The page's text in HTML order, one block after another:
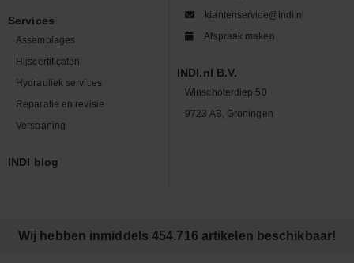
Services
Assemblages
Hijscertificaten
Hydrauliek services
Reparatie en revisie
Verspaning
INDI blog
klantenservice@indi.nl
Afspraak maken
INDI.nl B.V.
Winschoterdiep 50
9723 AB, Groningen
Wij hebben inmiddels 454.716 artikelen beschikbaar!